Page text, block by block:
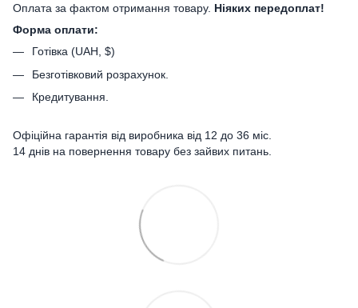
Оплата за фактом отримання товару. Ніяких передоплат!
Форма оплати:
Готівка (UAH, $)
Безготівковий розрахунок.
Кредитування.
Офіційна гарантія від виробника від 12 до 36 міс.
14 днів на повернення товару без зайвих питань.